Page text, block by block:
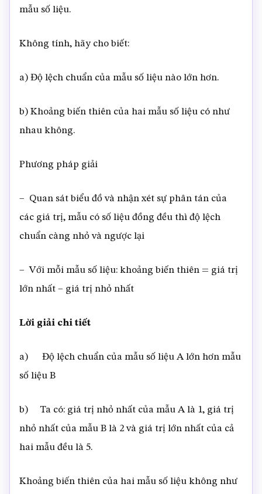
mẫu số liệu.
Không tính, hãy cho biết:
a) Độ lệch chuẩn của mẫu số liệu nào lớn hơn.
b) Khoảng biến thiên của hai mẫu số liệu có như
nhau không.
Phương pháp giải
– Quan sát biểu đồ và nhận xét sự phân tán của
các giá trị, mẫu có số liệu đồng đều thì độ lệch
chuẩn càng nhỏ và ngược lại
– Với mỗi mẫu số liệu: khoảng biến thiên = giá trị
lớn nhất – giá trị nhỏ nhất
Lời giải chi tiết
a) Độ lệch chuẩn của mẫu số liệu A lớn hơn mẫu
số liệu B
b) Ta có: giá trị nhỏ nhất của mẫu A là 1, giá trị
nhỏ nhất của mẫu B là 2 và giá trị lớn nhất của cả
hai mẫu đều là 5.
Khoảng biến thiên của hai mẫu số liệu không như